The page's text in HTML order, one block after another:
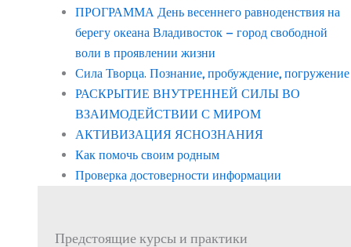
ПРОГРАММА День весеннего равноденствия на
берегу океана Владивосток – город свободной
воли в проявлении жизни
Сила Творца. Познание, пробуждение, погружение
РАСКРЫТИЕ ВНУТРЕННЕЙ СИЛЫ ВО
ВЗАИМОДЕЙСТВИИ С МИРОМ
АКТИВИЗАЦИЯ ЯСНОЗНАНИЯ
Как помочь своим родным
Проверка достоверности информации
Предстоящие курсы и практики